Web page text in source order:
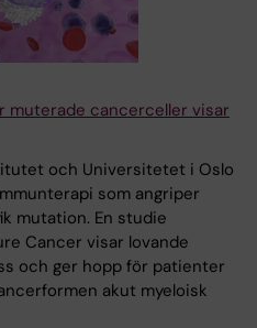
muterade cancerceller visar
och Universitetet i Oslo
som angriper
mutation. En studie
Cancer visar lovande
och ger hopp för patienter
akut myeloisk